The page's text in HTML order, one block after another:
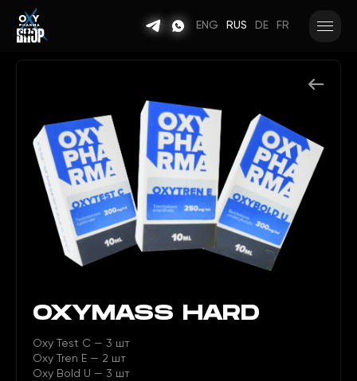
ENG RUS DE FR
OXYMASS HARD
Oxy Test C — 3 шт
Oxy Tren E — 2 шт
Oxy Bold U — 3 шт